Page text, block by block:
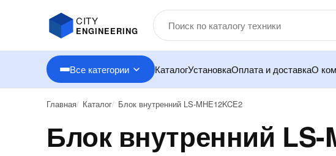
CITY
ENGINEERING
Все категории КаталогУстановкаОплата и доставкаО
Главная Каталог Блок внутренний LS-MHE12KCE2
Блок внутренний LS-